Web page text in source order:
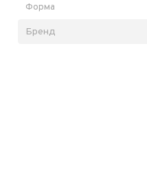
Форма
Бренд